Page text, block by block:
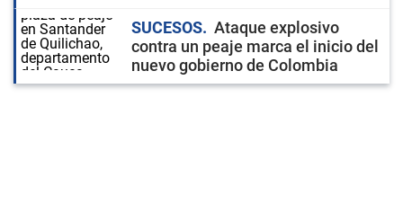
SUCESOS
Ataque explosivo
contra un peaje marca el inicio del
nuevo gobierno de Colombia